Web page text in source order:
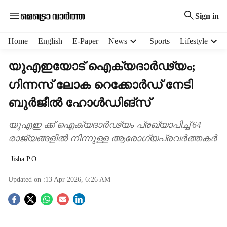
Sign in
Home English E-Paper News Sports Lifestyle
യുഎഇയോട് ഐക്യദാർഢ്യം;
ഗിന്നസ് ലോക റെക്കോർഡ് നേടി
ബുർജീൽ ഹോൾഡിങ്‌സ്
യുഎഇ ക്ക് ഐക്യദാർഢ്യം പ്രഖ്യാപിച്ച് 64
രാജ്യങ്ങളിൽ നിന്നുള്ള ആരോഗ്യപ്രവർത്തകർ
Jisha P.O.
Updated on :13 Apr 2026, 6:26 AM
S